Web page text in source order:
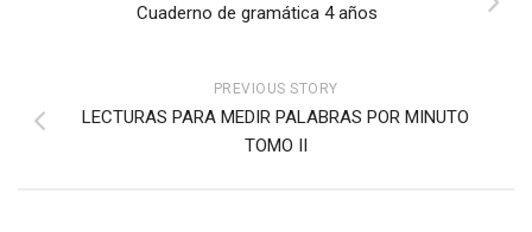
Cuaderno de gramática 4 años
PREVIOUS STORY
LECTURAS PARA MEDIR PALABRAS POR MINUTO
TOMO II